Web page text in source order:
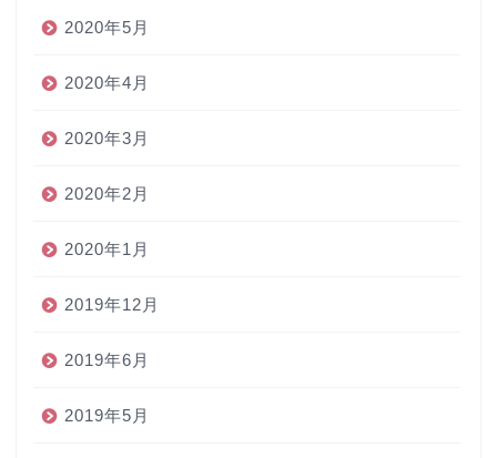
2020年5月
2020年4月
2020年3月
2020年2月
2020年1月
2019年12月
2019年6月
2019年5月